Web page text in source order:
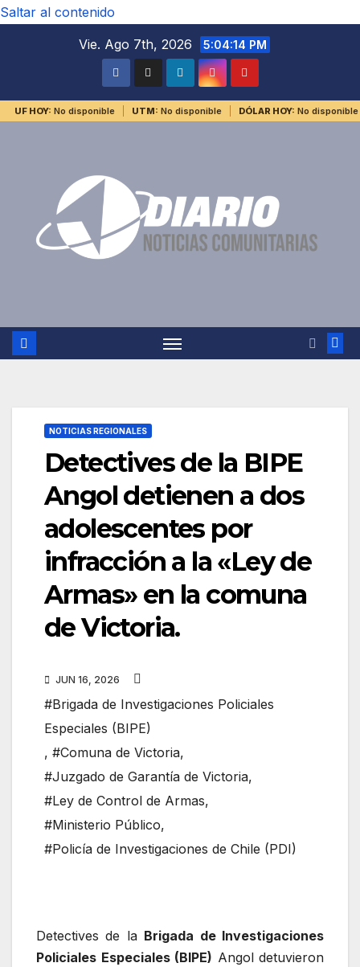
Saltar al contenido
Vie. Ago 7th, 2026
5:04:14 PM
UF HOY: No disponible UTM: No disponible DÓLAR HOY: No disponible
NOTICIAS REGIONALES
Detectives de la BIPE
Angol detienen a dos
adolescentes por
infracción a la «Ley de
Armas» en la comuna
de Victoria.
JUN 16, 2026
#Brigada de Investigaciones Policiales
Especiales (BIPE)
, #Comuna de Victoria,
#Juzgado de Garantía de Victoria,
#Ley de Control de Armas,
#Ministerio Público,
#Policía de Investigaciones de Chile (PDI)
Detectives de la Brigada de Investigaciones
Policiales Especiales (BIPE) Angol detuvieron